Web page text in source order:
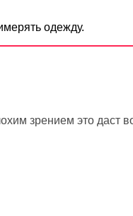
одежду.
зрением это даст